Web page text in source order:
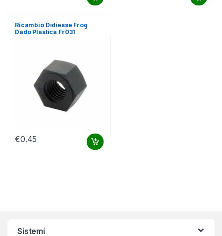
Ricambio Didiesse Frog
Dado Plastica Fr031
€0.45
Sistemi